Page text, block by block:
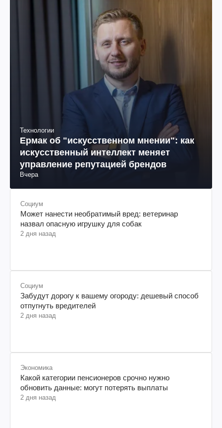
Технологии
Ермак об "искусственном мнении": как
искусственный интеллект меняет
управление репутацией брендов
Вчера
Социум
Может нанести необратимый вред: ветеринар
назвал опасную игрушку для собак
2 дня назад
Социум
Забудут дорогу к вашему огороду: дешевый способ
отпугнуть вредителей
2 дня назад
Экономика
Какой категории пенсионеров срочно нужно
обновить данные: могут потерять выплаты
2 дня назад